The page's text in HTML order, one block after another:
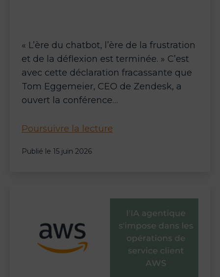
« L’ère du chatbot, l’ère de la frustration
et de la déflexion est terminée. » C’est
avec cette déclaration fracassante que
Tom Eggemeier, CEO de Zendesk, a
ouvert la conférence…
Poursuivre la lecture
fin
des
chatbots,
l’avènement
l’Autonomous
Publié le 15 juin 2026